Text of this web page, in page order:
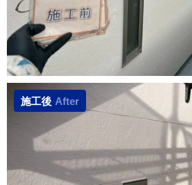
施工後 After